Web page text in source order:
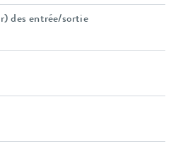
des entrée/sortie